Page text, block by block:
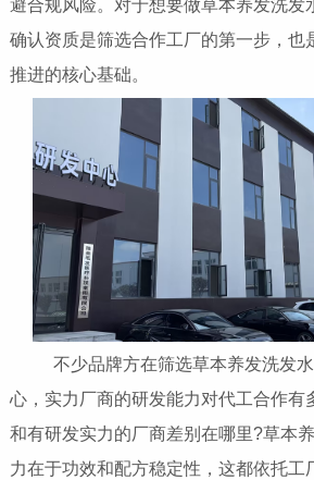
避合规风险。对于想要做草本养发洗发
确认资质是筛选合作工厂的第一步，也
推进的核心基础。
不少品牌方在筛选草本养发洗发水
心，实力厂商的研发能力对代工合作有
和有研发实力的厂商差别在哪里?草本
力在于功效和配方稳定性，这都依托工